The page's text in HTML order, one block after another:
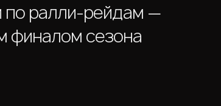
по ралли-рейдам —
финалом сезона